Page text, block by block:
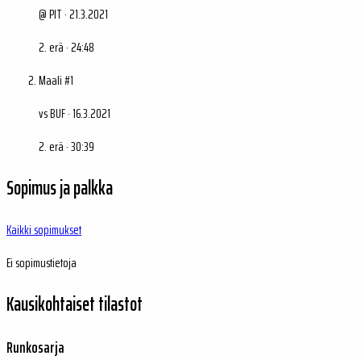
@ PIT · 21.3.2021
2. erä · 24:48
Maali #1
vs BUF · 16.3.2021
2. erä · 30:39
Sopimus ja palkka
Kaikki sopimukset
Ei sopimustietoja
Kausikohtaiset tilastot
Runkosarja